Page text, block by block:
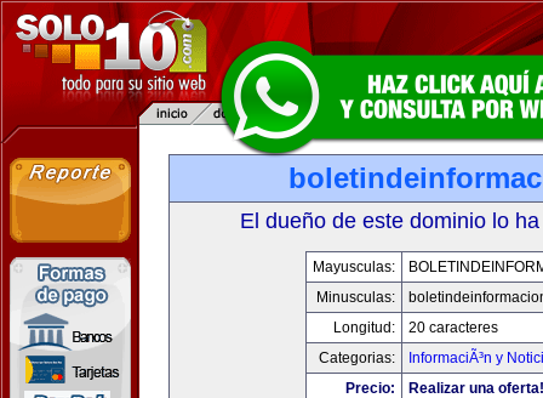
El dueño de este dominio lo
Mayusculas:
Minusculas:
Longitud:
20 caracteres
Categorias:
InformaciÃ³n y
Precio:
Realizar una oferta!